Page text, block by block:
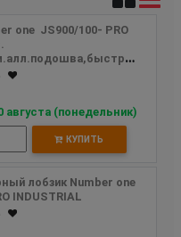
one  JS900/100- PRO
пропил100мм.алл.подошва,быстр.зажим,)
августа (понедельник)
КУПИТЬ
лобзик Number one
INDUSTRIAL